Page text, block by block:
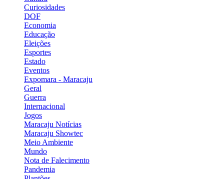
Curiosidades
DOF
Economia
Educação
Eleições
Esportes
Estado
Eventos
Expomara - Maracaju
Geral
Guerra
Internacional
Jogos
Maracaju Notícias
Maracaju Showtec
Meio Ambiente
Mundo
Nota de Falecimento
Pandemia